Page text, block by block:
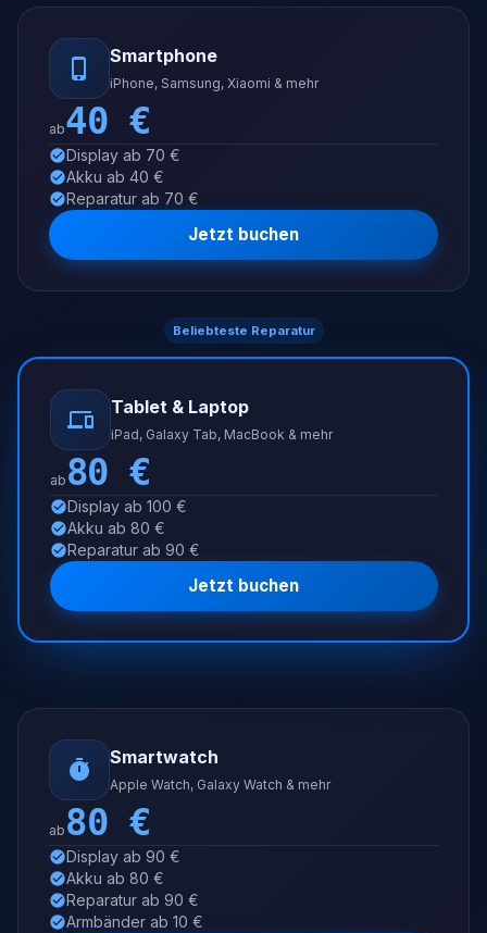
Smartphone
iPhone, Samsung, Xiaomi & mehr
ab40 €
Display ab 70 €
Akku ab 40 €
Reparatur ab 70 €
Jetzt buchen
Beliebteste Reparatur
Tablet & Laptop
iPad, Galaxy Tab, MacBook & mehr
ab 80 €
Display ab 100 €
Akku ab 80 €
Reparatur ab 90 €
Jetzt buchen
Smartwatch
Apple Watch, Galaxy Watch & mehr
ab 80 €
Display ab 90 €
Akku ab 80 €
Reparatur ab 90 €
Armbänder ab 10 €